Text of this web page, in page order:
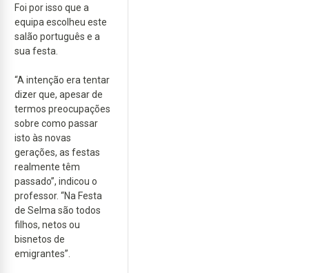
Foi por isso que a
equipa escolheu este
salão português e a
sua festa.
“A intenção era tentar
dizer que, apesar de
termos preocupações
sobre como passar
isto às novas
gerações, as festas
realmente têm
passado”, indicou o
professor. “Na Festa
de Selma são todos
filhos, netos ou
bisnetos de
emigrantes”.